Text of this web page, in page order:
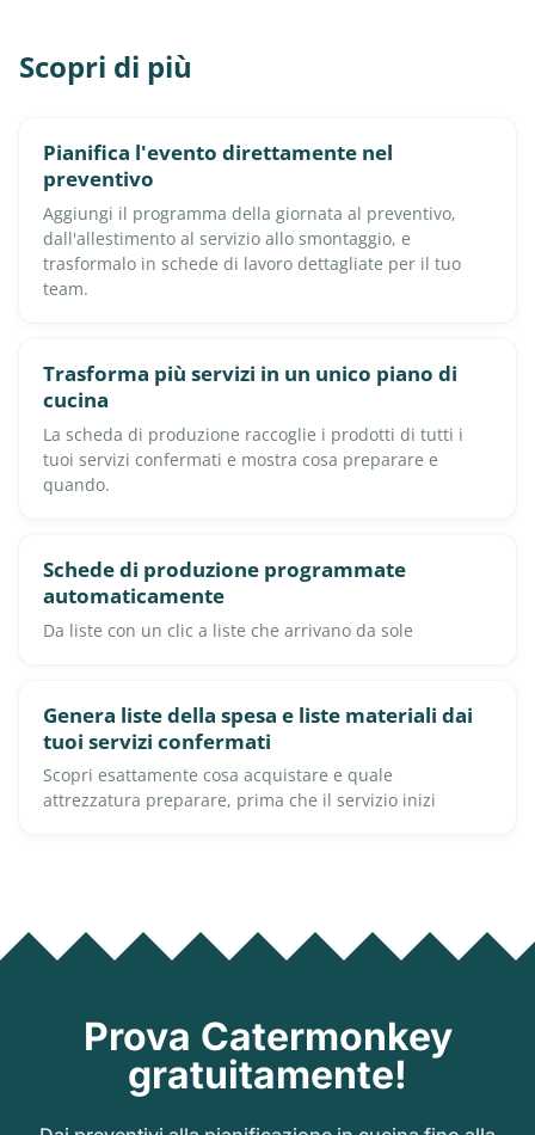
Scopri di più
Pianifica l'evento direttamente nel
preventivo
Aggiungi il programma della giornata al preventivo,
dall'allestimento al servizio allo smontaggio, e
trasformalo in schede di lavoro dettagliate per il tuo
team.
Trasforma più servizi in un unico piano di
cucina
La scheda di produzione raccoglie i prodotti di tutti i
tuoi servizi confermati e mostra cosa preparare e
quando.
Schede di produzione programmate
automaticamente
Da liste con un clic a liste che arrivano da sole
Genera liste della spesa e liste materiali dai
tuoi servizi confermati
Scopri esattamente cosa acquistare e quale
attrezzatura preparare, prima che il servizio inizi
Prova Catermonkey
gratuitamente!